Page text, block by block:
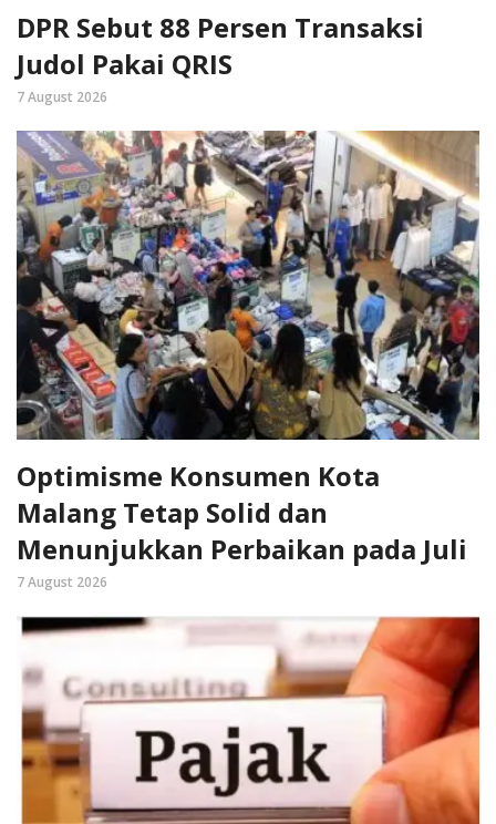
DPR Sebut 88 Persen Transaksi
Judol Pakai QRIS
7 August 2026
Optimisme Konsumen Kota
Malang Tetap Solid dan
Menunjukkan Perbaikan pada Juli
7 August 2026